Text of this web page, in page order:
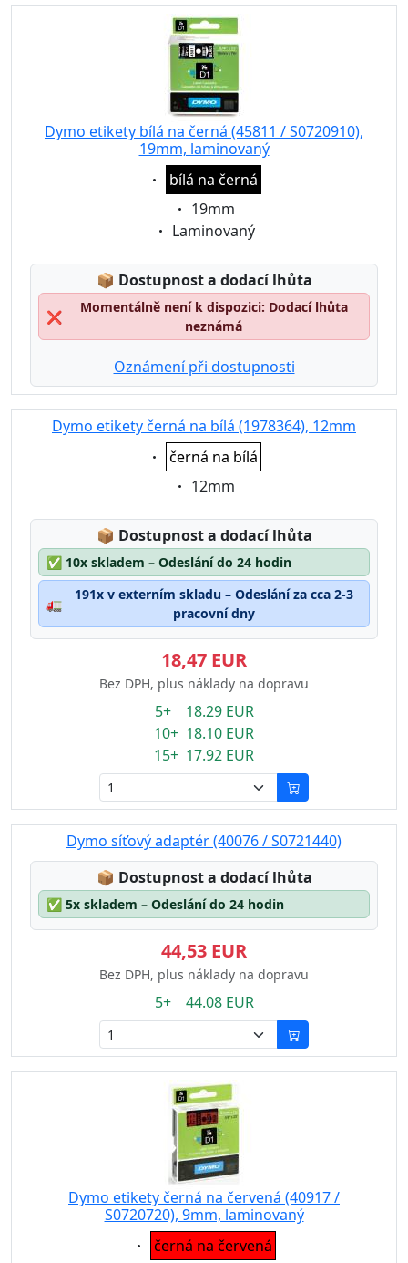
Dymo etikety bílá na černá (45811 / S0720910),
19mm, laminovaný
Eigenschaft:
bílá na černá
Eigenschaft:
19mm
Eigenschaft:
Laminovaný
📦 Lagerstatus:
Dostupnost a dodací lhůta
❌
Momentálně není k dispozici: Dodací lhůta
neznámá
Oznámení při dostupnosti
Dymo etikety černá na bílá (1978364), 12mm
Eigenschaft:
černá na bílá
Eigenschaft:
12mm
📦 Lagerstatus:
Dostupnost a dodací lhůta
✅ 10x skladem – Odeslání do 24 hodin
🚛
191x v externím skladu – Odeslání za cca 2-3
pracovní dny
18,47 EUR
Bez DPH, plus náklady na dopravu
5+ 18.29 EUR
10+ 18.10 EUR
15+ 17.92 EUR
Dymo síťový adaptér (40076 / S0721440)
📦 Lagerstatus:
Dostupnost a dodací lhůta
✅ 5x skladem – Odeslání do 24 hodin
44,53 EUR
Bez DPH, plus náklady na dopravu
5+ 44.08 EUR
Dymo etikety černá na červená (40917 /
S0720720), 9mm, laminovaný
Eigenschaft:
černá na červená